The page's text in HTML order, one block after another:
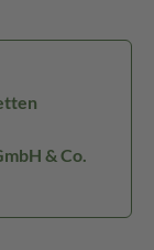
& Co.